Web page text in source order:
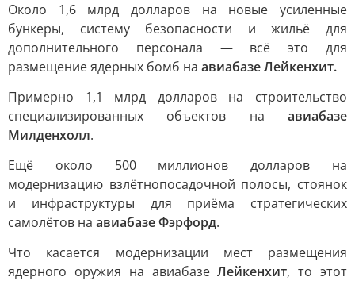
Около 1,6 млрд долларов на новые усиленные
бункеры, систему безопасности и жильё для
дополнительного персонала — всё это для
размещение ядерных бомб на авиабазе Лейкенхит.
Примерно 1,1 млрд долларов на строительство
специализированных объектов на авиабазе
Милденхолл.
Ещё около 500 миллионов долларов на
модернизацию взлётнопосадочной полосы, стоянок
и инфраструктуры для приёма стратегических
самолётов на авиабазе Фэрфорд.
Что касается модернизации мест размещения
ядерного оружия на авиабазеЛейкенхит, то этот